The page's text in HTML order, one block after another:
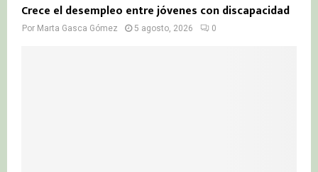
Crece el desempleo entre jóvenes con discapacidad
Por Marta Gasca Gómez 5 agosto, 2026 0